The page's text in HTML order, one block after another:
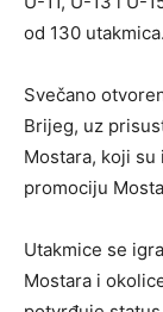
od 130 utakmica.
Svečano
Brijeg, uz
Mostara, koji
promociju
Utakmice se
Mostara i